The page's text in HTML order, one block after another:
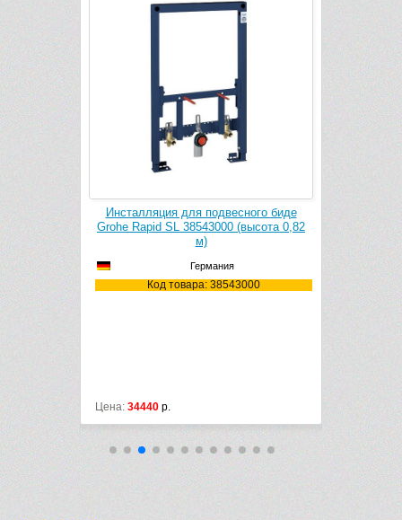
Инсталляция для подвесного биде
Grohe Rapid SL 38543000 (высота 0,82
Германия
Код товара: 38543000
Инсталляция для
Grohe Rapid SL 38545000